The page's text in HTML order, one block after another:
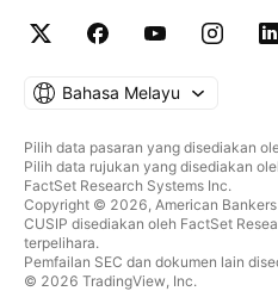
Bahasa Melayu
Pilih data pasaran yang disediakan
Pilih data rujukan yang disediakan
FactSet Research Systems Inc.
Copyright © 2026, American
CUSIP disediakan oleh FactSet
terpelihara.
Pemfailan SEC dan dokumen lain
© 2026 TradingView, Inc.